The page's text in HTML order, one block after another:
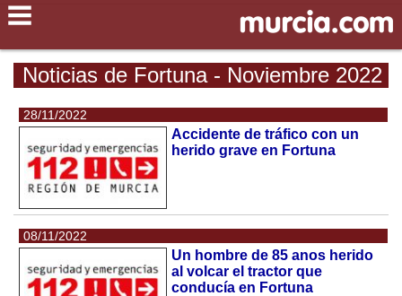
Noticias de Fortuna - Noviembre 2022
28/11/2022
Accidente de tráfico con un
herido grave en Fortuna
08/11/2022
Un hombre de 85 anos herido
al volcar el tractor que
conducía en Fortuna